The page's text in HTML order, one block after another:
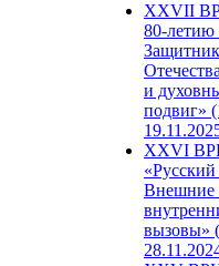
ХХVII
80-
и
подвиг»
XXVI
Внешние
вызовы»